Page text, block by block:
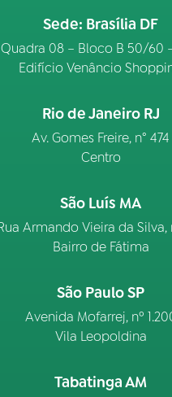
Sede: Brasília DF
Quadra 08 – Bloco B 50/60
Edifício Venâncio
Rio de Janeiro RJ
Av. Gomes Freire, n° 474
Centro
São Luís MA
Armando Vieira da Silva,
Bairro de Fátima
São Paulo SP
Avenida Mofarrej, nº
Vila Leopoldina
Tabatinga AM